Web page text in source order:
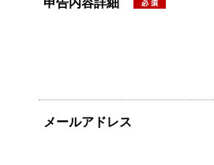
申告内容詳細
メールアドレス